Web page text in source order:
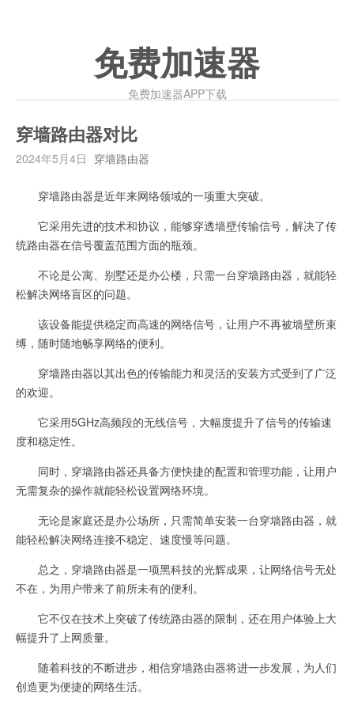
免费加速器
免费加速器APP下载
穿墙路由器对比
2024年5月4日 穿墙路由器
穿墙路由器是近年来网络领域的一项重大突破。
它采用先进的技术和协议，能够穿透墙壁传输信号，解决了传
统路由器在信号覆盖范围方面的瓶颈。
不论是公寓、别墅还是办公楼，只需一台穿墙路由器，就能轻
松解决网络盲区的问题。
该设备能提供稳定而高速的网络信号，让用户不再被墙壁所束
缚，随时随地畅享网络的便利。
穿墙路由器以其出色的传输能力和灵活的安装方式受到了广泛
的欢迎。
它采用5GHz高频段的无线信号，大幅度提升了信号的传输速
度和稳定性。
同时，穿墙路由器还具备方便快捷的配置和管理功能，让用户
无需复杂的操作就能轻松设置网络环境。
无论是家庭还是办公场所，只需简单安装一台穿墙路由器，就
能轻松解决网络连接不稳定、速度慢等问题。
总之，穿墙路由器是一项黑科技的光辉成果，让网络信号无处
不在，为用户带来了前所未有的便利。
它不仅在技术上突破了传统路由器的限制，还在用户体验上大
幅提升了上网质量。
随着科技的不断进步，相信穿墙路由器将进一步发展，为人们
创造更为便捷的网络生活。